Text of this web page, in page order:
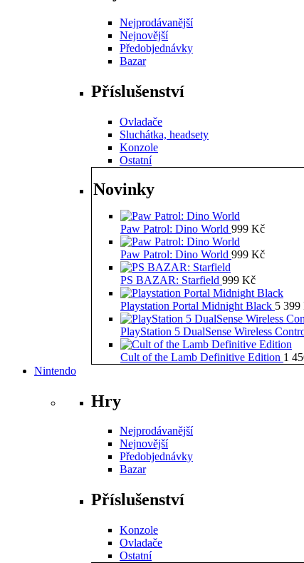
Nejprodávanější
Nejnovější
Předobjednávky
Bazar
Příslušenství
Ovladače
Sluchátka, headsety
Konzole
Ostatní
Novinky
Paw Patrol: Dino World 999 Kč
Paw Patrol: Dino World 999 Kč
PS BAZAR: Starfield 999 Kč
Playstation Portal Midnight Black 5 399
PlayStation 5 DualSense Wireless
Cult of the Lamb Definitive Edition 1
Nintendo
Hry
Nejprodávanější
Nejnovější
Předobjednávky
Bazar
Příslušenství
Konzole
Ovladače
Ostatní